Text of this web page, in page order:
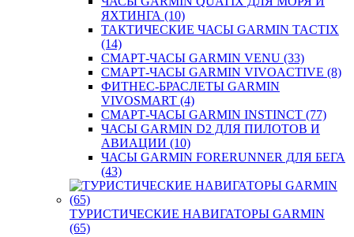
ЯХТИНГА (10)
ТАКТИЧЕСКИЕ ЧАСЫ GARMIN TACTIX
(14)
СМАРТ-ЧАСЫ GARMIN VENU (33)
СМАРТ-ЧАСЫ GARMIN VIVOACTIVE (8)
ФИТНЕС-БРАСЛЕТЫ GARMIN
VIVOSMART (4)
СМАРТ-ЧАСЫ GARMIN INSTINCT (77)
ЧАСЫ GARMIN D2 ДЛЯ ПИЛОТОВ И
АВИАЦИИ (10)
ЧАСЫ GARMIN FORERUNNER ДЛЯ БЕГА
(43)
ТУРИСТИЧЕСКИЕ НАВИГАТОРЫ GARMIN
(65)